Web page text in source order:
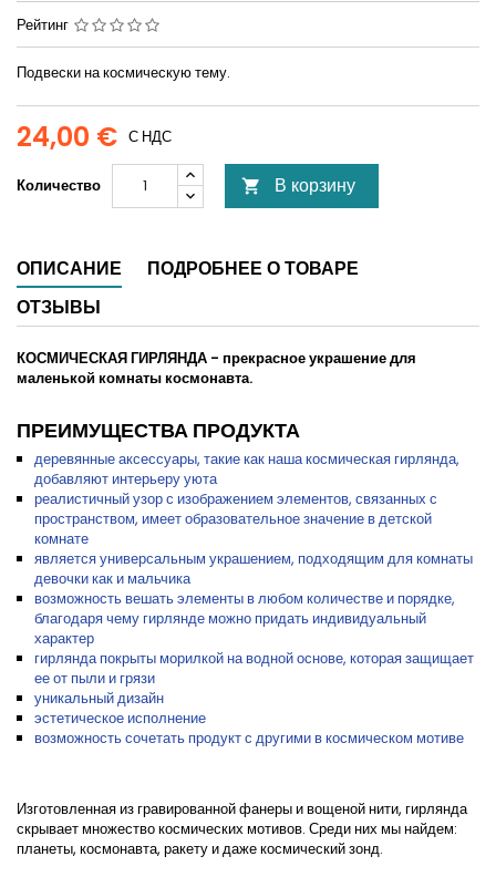
Рейтинг
Подвески на космическую тему.
24,00 € С НДС
Количество  В корзину
ОПИСАНИЕ
ПОДРОБНЕЕ О ТОВАРЕ
ОТЗЫВЫ
КОСМИЧЕСКАЯ ГИРЛЯНДА - прекрасное украшение для
маленькой комнаты космонавта.
ПРЕИМУЩЕСТВА ПРОДУКТА
деревянные аксессуары, такие как наша космическая гирлянда,
добавляют интерьеру уюта
реалистичный узор с изображением элементов, связанных с
пространством, имеет образовательное значение в детской
комнате
является универсальным украшением, подходящим для комнаты
девочки как и мальчика
возможность вешать элементы в любом количестве и порядке,
благодаря чему гирлянде можно придать индивидуальный
характер
гирлянда покрыты морилкой на водной основе, которая защищает
ее от пыли и грязи
уникальный дизайн
эстетическое исполнение
возможность сочетать продукт с другими в космическом мотиве
Изготовленная из гравированной фанеры и вощеной нити, гирлянда
скрывает множество космических мотивов. Среди них мы найдем:
планеты, космонавта, ракету и даже космический зонд.